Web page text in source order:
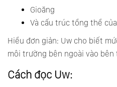
Gioăng
Và cấu trúc tổng thể
Hiểu đơn giản: Uw cho biết
môi trường bên ngoài vào
Cách đọc Uw: